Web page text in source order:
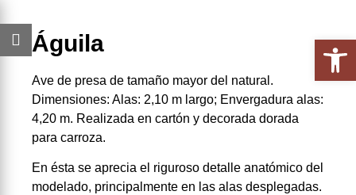
Abrir
Águila
Ave de presa de tamaño mayor del natural.
Dimensiones: Alas: 2,10 m largo; Envergadura alas:
4,20 m. Realizada en cartón y decorada dorada
para carroza.
En ésta se aprecia el riguroso detalle anatómico del
modelado, principalmente en las alas desplegadas.